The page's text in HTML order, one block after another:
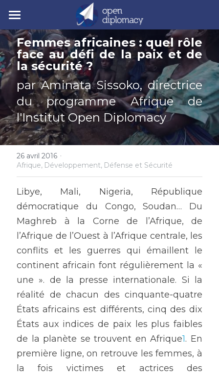
| Accueil
| Nos activités
• Nos jeunes leaders
• Nos événements
• Nos publications
• Y7 2026
| Nos actualités
| Polycrise
Comprendre la polycrise
• Crise géopolitique
• Crise écologique
• Crise économique
• Crise politique
| À propos
• Notre mission
• Notre gouvernance
• Nos experts
• Nos partenaires
Rechercher
Y7 2026
Femmes africaines : quel rôle
face au défi de la paix et de
la sécurité ?
par Aminata Sissoko, directrice
du programme Afrique de
l'Institut Open Diplomacy
26 avril 2016 ·
Afrique, Développement, Défense et Sécurité
Libye, Mali, Nigeria, République
démocratique du Congo, Soudan… Du
Maghreb à la Corne de l’Afrique, de
l’Afrique de l’Ouest à l’Afrique centrale, les
conflits et les guerres qui émaillent le
continent africain font régulièrement la «
une ». de la presse internationale. Si la
réalité de chacun des cinquante-quatre
États africains est différents, cinq des dix
États aux indices de paix les plus faibles
de la planète se trouvent en Afrique1. En
première ligne, on retrouve les femmes, à
la fois victimes et actrices des